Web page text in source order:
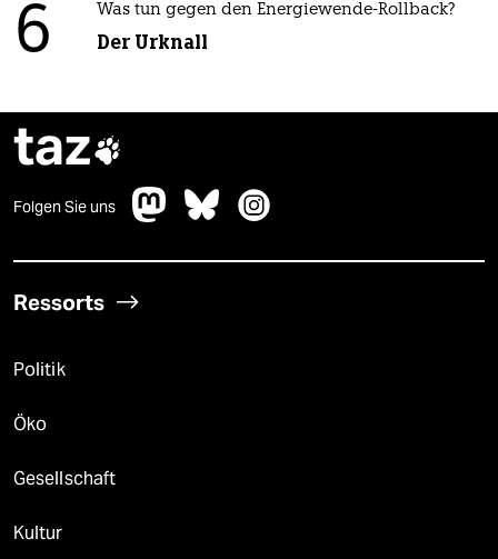
6 Was tun gegen den Energiewende-Rollback?
Der Urknall
taz
Folgen Sie uns
Ressorts
Politik
Öko
Gesellschaft
Kultur